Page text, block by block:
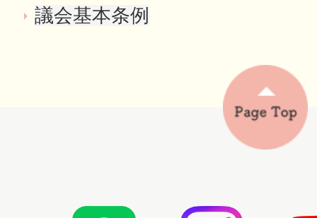
議会基本条例